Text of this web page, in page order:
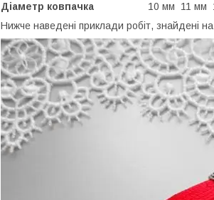
Діаметр ковпачка 10 мм 11 мм
Нижче наведені приклади робіт, знайдені